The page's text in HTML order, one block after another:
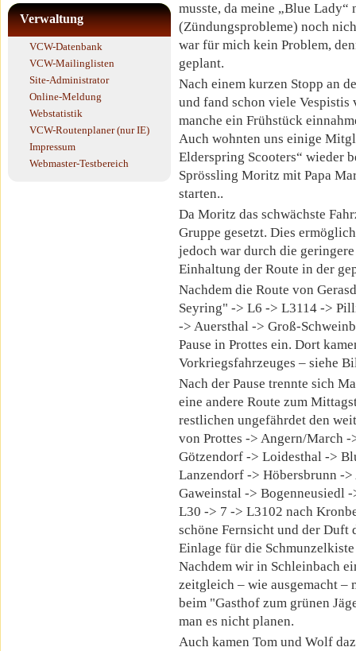
Verwaltung
VCW-Datenbank
VCW-Mailinglisten
Site-Administrator
Online-Meldung
Webstatistik
VCW-Routenplaner (nur IE)
Impressum
Webmaster-Testbereich
musste, da meine „Blue
(Zündungsprobleme) noch
war für mich kein Problem,
geplant.
Nach einem kurzen Stopp an
und fand schon viele Vespistis
manche ein Frühstück
Auch wohnten uns einige
Elderspring Scooters“ wieder
Sprössling Moritz mit Papa
starten..
Da Moritz das schwächste
Gruppe gesetzt. Dies
jedoch war durch die
Einhaltung der Route in der
Nachdem die Route von
Seyring" -> L6 -> L3114 ->
-> Auersthal -> Groß-
Pause in Prottes ein. Dort
Vorkriegsfahrzeuges – siehe
Nach der Pause trennte sich
eine andere Route zum
restlichen ungefährdet den
von Prottes -> Angern/March
Götzendorf -> Loidesthal ->
Lanzendorf -> Höbersbrunn -
Gaweinstal -> Bogenneusiedl
L30 -> 7 -> L3102 nach
schöne Fernsicht und der Duft
Einlage für die
Nachdem wir in Schleinbach
zeitgleich – wie ausgemacht
beim "Gasthof zum grünen
man es nicht planen.
Auch kamen Tom und Wolf